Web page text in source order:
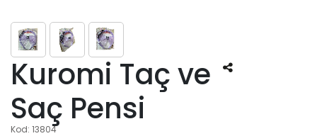
Kuromi Taç ve
Saç Pensi
Kod: 13804